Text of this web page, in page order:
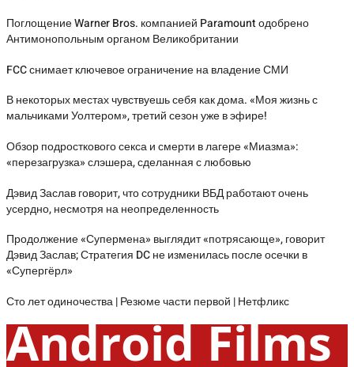
Поглощение Warner Bros. компанией Paramount одобрено
Антимонопольным органом Великобритании
FCC снимает ключевое ограничение на владение СМИ
В некоторых местах чувствуешь себя как дома. «Моя жизнь с
мальчиками Уолтером», третий сезон уже в эфире!
Обзор подросткового секса и смерти в лагере «Миазма»:
«перезагрузка» слэшера, сделанная с любовью
Дэвид Заслав говорит, что сотрудники ВБД работают очень
усердно, несмотря на неопределенность
Продолжение «Супермена» выглядит «потрясающе», говорит
Дэвид Заслав; Стратегия DC не изменилась после осечки в
«Супергёрл»
Сто лет одиночества | Резюме части первой | Нетфликс
Android Films